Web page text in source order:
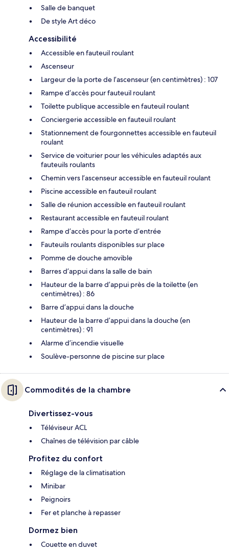
Salle de banquet
De style Art déco
Accessibilité
Accessible en fauteuil roulant
Ascenseur
Largeur de la porte de l’ascenseur (en centimètres) : 107
Rampe d’accès pour fauteuil roulant
Toilette publique accessible en fauteuil roulant
Conciergerie accessible en fauteuil roulant
Stationnement de fourgonnettes accessible en fauteuil
roulant
Service de voiturier pour les véhicules adaptés aux
fauteuils roulants
Chemin vers l’ascenseur accessible en fauteuil roulant
Piscine accessible en fauteuil roulant
Salle de réunion accessible en fauteuil roulant
Restaurant accessible en fauteuil roulant
Rampe d’accès pour la porte d’entrée
Fauteuils roulants disponibles sur place
Pomme de douche amovible
Barres d’appui dans la salle de bain
Hauteur de la barre d’appui près de la toilette (en
centimètres) : 86
Barre d’appui dans la douche
Hauteur de la barre d’appui dans la douche (en
centimètres) : 91
Alarme d’incendie visuelle
Soulève-personne de piscine sur place
Commodités de la chambre
Divertissez-vous
Téléviseur ACL
Chaînes de télévision par câble
Profitez du confort
Réglage de la climatisation
Minibar
Peignoirs
Fer et planche à repasser
Dormez bien
Couette en duvet